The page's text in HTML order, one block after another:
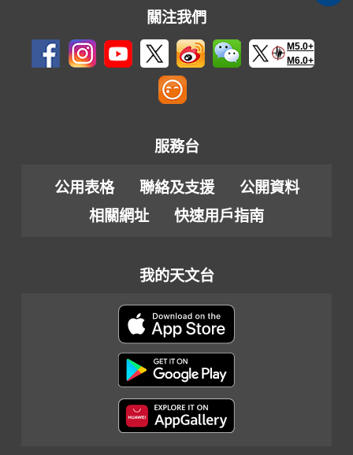
關注我們
M5.0+
M6.0+
服務台
公用表格 聯絡及支援
公開資料
相關網址
快速用戶指南
我的天文台